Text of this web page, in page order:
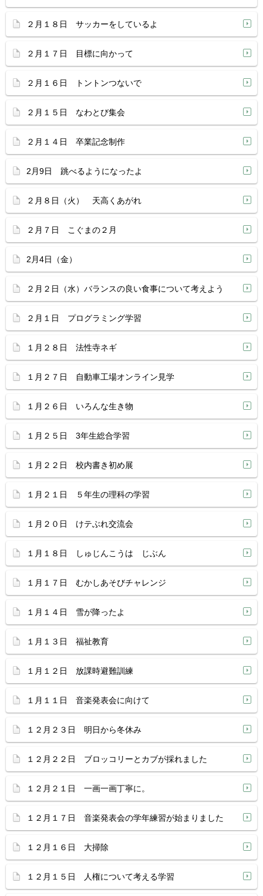
２月１８日 サッカーをしているよ
２月１７日 目標に向かって
２月１６日 トントンつないで
２月１５日 なわとび集会
２月１４日 卒業記念制作
2月9日 跳べるようになったよ
２月８日（火） 天高くあがれ
２月７日 こぐまの２月
2月4日（金）
２月２日（水）バランスの良い食事について考えよう
２月１日 プログラミング学習
１月２８日 法性寺ネギ
１月２７日 自動車工場オンライン見学
１月２６日 いろんな生き物
１月２５日 3年生総合学習
１月２２日 校内書き初め展
１月２１日 ５年生の理科の学習
１月２０日 けテぶれ交流会
１月１８日 しゅじんこうは じぶん
１月１７日 むかしあそびチャレンジ
１月１４日 雪が降ったよ
１月１３日 福祉教育
１月１２日 放課時避難訓練
１月１１日 音楽発表会に向けて
１２月２３日 明日から冬休み
１２月２２日 ブロッコリーとカブが採れました
１２月２１日 一画一画丁寧に。
１２月１７日 音楽発表会の学年練習が始まりました
１２月１６日 大掃除
１２月１５日 人権について考える学習